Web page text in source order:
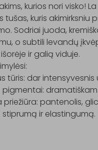
kurios nori visko!
tušas, kuris
Sodriai juoda,
o subtili levandų
ir galią viduje.
tūris: dar intensyvesnis
pigmentai:
priežiūra: pantenolis,
stiprumą ir elastingumą.